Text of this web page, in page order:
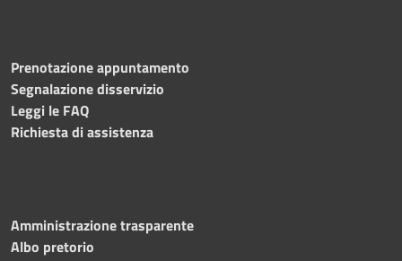
Prenotazione appuntamento
Segnalazione disservizio
Leggi le FAQ
Richiesta di assistenza
Amministrazione trasparente
Albo pretorio